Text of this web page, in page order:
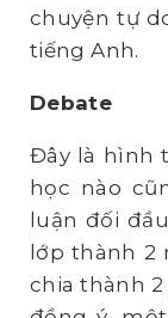
chuyện tự
tiếng Anh.
Debate
Đây là hình
học nào
luận đối
lớp thành 2
chia thành